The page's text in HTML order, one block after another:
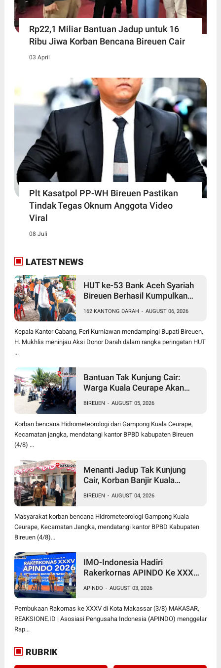
Rp22,1 Miliar Bantuan Jadup untuk 16
Ribu Jiwa Korban Bencana Bireuen Cair
03 April
Plt Kasatpol PP-WH Bireuen Pastikan
Tindak Tegas Oknum Anggota Video
Viral
08 Juli
LATEST NEWS
HUT ke-53 Bank Aceh Syariah
Bireuen Berhasil Kumpulkan
162 KANTONG DARAH - AUGUST 06, 2026
Kepala Kantor Cabang, Feri Kurniawan mendampingi Bupati Bireuen,
H. Mukhlis meninjau Aksi Donor Darah dalam rangka peringatan HUT
...
Bantuan Tak Kunjung Cair:
Warga Kuala Ceurape Akan
BIREUEN - AUGUST 05, 2026
Korban bencana Hidrometeorologi dari Gampong Kuala Ceurape,
Kecamatan jangka, mendatangi kantor BPBD kabupaten Bireuen
(4/8) ...
Menanti Jadup Tak Kunjung
Cair, Korban Banjir Kuala
Bireuen: "Kami Dibola-bolai"
BIREUEN - AUGUST 04, 2026
Masyarakat korban bencana Hidrometeorologi Gampong Kuala
Ceurape, Kecamatan Jangka, mendatangi kantor BPBD Kabupaten
Bireuen (4/8)...
IMO-Indonesia Hadiri
Rakerkornas APINDO Ke XXXV
APINDO - AUGUST 03, 2026
Pembukaan Rakornas ke XXXV di Kota Makassar (3/8) MAKASAR,
REAKSIONE.ID | Asosiasi Pengusaha Indonesia (APINDO) menggelar
Rap...
RUBRIK